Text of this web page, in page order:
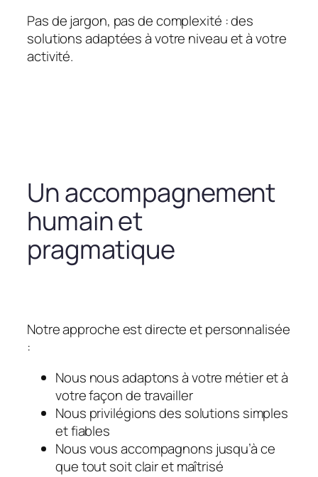
Pas de jargon, pas de complexité : des
solutions adaptées à votre niveau et à votre
activité.
Un accompagnement
humain et
pragmatique
Notre approche est directe et personnalisée
:
Nous nous adaptons à votre métier et à
votre façon de travailler
Nous privilégions des solutions simples
et fiables
Nous vous accompagnons jusqu’à ce
que tout soit clair et maîtrisé